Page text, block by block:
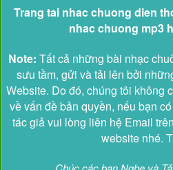
Trang tai nhac chuong dien
nhac chuong mp3
Note: Tất cả những bài nhạc
sưu tầm, gửi và tải lên bởi
Website. Do đó, chúng tôi không
về vấn đề bản quyền, nếu bạn
tác giả vui lòng liên hệ Email
website nhé.